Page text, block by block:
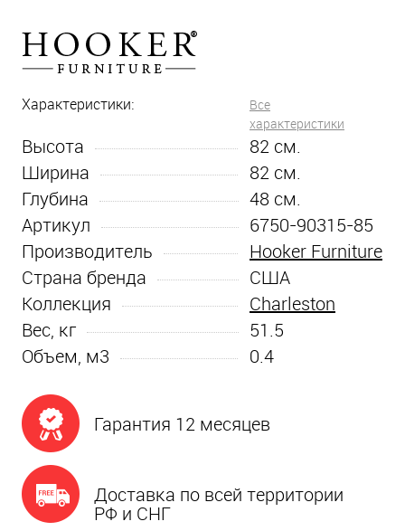
Характеристики:
Все
характеристики
Высота 82 см.
Ширина
82 см.
Глубина
48 см.
Артикул
6750-90315-85
Производитель
Hooker Furniture
Страна бренда
США
Коллекция
Charleston
Вес, кг
51.5
Объем, м3
0.4
Гарантия 12 месяцев
Доставка по всей территории
РФ и СНГ